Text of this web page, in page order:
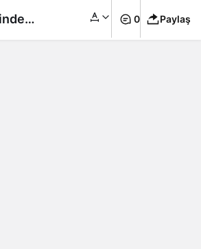
0 Paylaş